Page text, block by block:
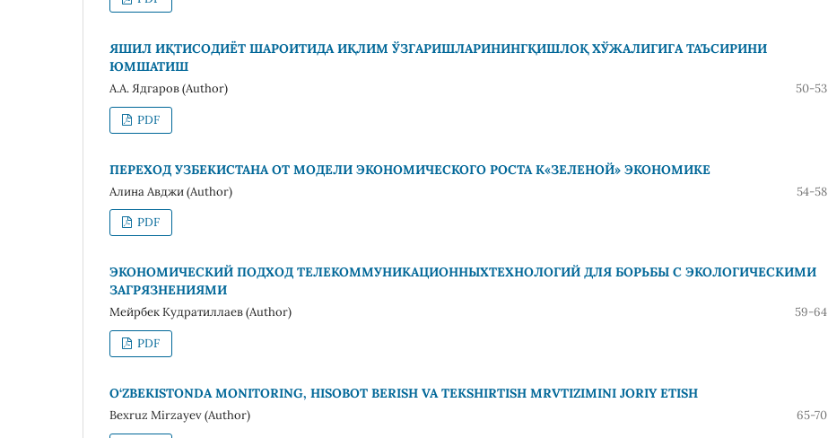
ЯШИЛ ИҚТИСОДИЁТ ШАРОИТИДА ИҚЛИМ ЎЗГАРИШЛАРИНИНГҚИШЛОҚ ХЎЖАЛИГИГА ТАЪСИРИНИ
ЮМШАТИШ
А.А. Ядгаров (Author) 50-53
PDF
ПЕРЕХОД УЗБЕКИСТАНА ОТ МОДЕЛИ ЭКОНОМИЧЕСКОГО РОСТА К«ЗЕЛЕНОЙ» ЭКОНОМИКЕ
Алина Авджи (Author) 54-58
PDF
ЭКОНОМИЧЕСКИЙ ПОДХОД ТЕЛЕКОММУНИКАЦИОННЫХТЕХНОЛОГИЙ ДЛЯ БОРЬБЫ С ЭКОЛОГИЧЕСКИМИ
ЗАГРЯЗНЕНИЯМИ
Мейрбек Кудратиллаев (Author) 59-64
PDF
O‘ZBEKISTONDA MONITORING, HISOBOT BERISH VA TEKSHIRTISH MRVTIZIMINI JORIY ETISH
Bexruz Mirzayev (Author) 65-70